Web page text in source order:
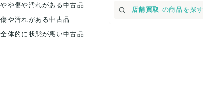
や傷や汚れがある中古品
や汚れがある中古品
体的に状態が悪い中古品
店舗買取 の商品を探す